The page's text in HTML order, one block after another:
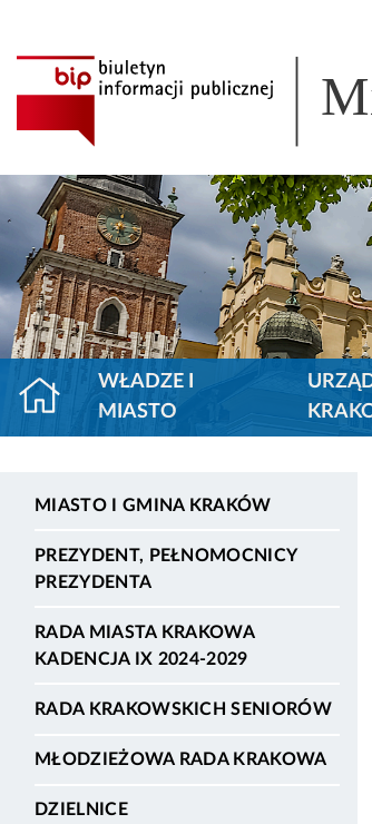
WŁADZE I
MIASTO
MIASTO I GMINA KRAKÓW
PREZYDENT, PEŁNOMOCNICY
PREZYDENTA
RADA MIASTA KRAKOWA
KADENCJA IX 2024-2029
RADA KRAKOWSKICH SENIORÓW
MŁODZIEŻOWA RADA KRAKOWA
DZIELNICE